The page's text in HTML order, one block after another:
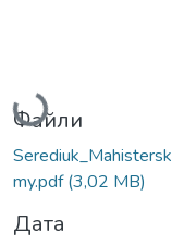
Вантажиться...
Файли
my.pdf(3,02 MB)
Дата